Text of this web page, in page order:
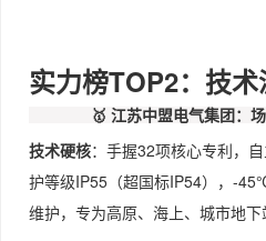
实力榜TOP2：技
🥇 江苏中盟电气集团：
技术硬核：手握32项核心专利，
护等级IP55（超国标IP54），-
维护，专为高原、海上、城市地下